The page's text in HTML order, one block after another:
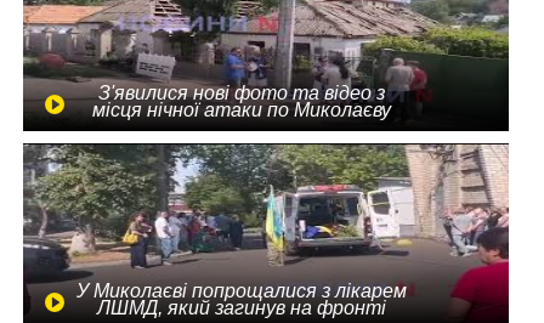
З'явилися нові фото та відео з
місця нічної атаки по Миколаєву
У Миколаєві попрощалися з лікарем
ЛШМД, який загинув на фронті